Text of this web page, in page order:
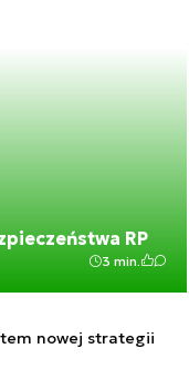
RP
3 min.
nowej strategii